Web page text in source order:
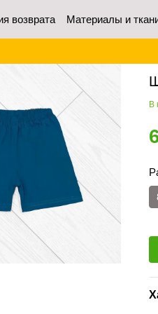
возврата
Материалы и
В